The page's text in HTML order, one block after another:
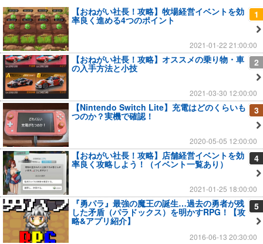
1
【おねがい社長！攻略】牧場経営イベントを効
率良く進める4つのポイント
2021-01-22 21:00:00
2
【おねがい社長！攻略】オススメの乗り物・車
の入手方法と小技
2021-03-30 12:00:00
3
【Nintendo Switch Lite】充電はどのくらいも
つのか？実機で確認！
2020-05-05 12:00:00
4
【おねがい社長！攻略】店舗経営イベントを効
率良く攻略しよう！（イベント一覧あり）
2021-01-25 18:00:00
5
『勇パラ』最強の魔王の誕生…過去の勇者が残
した矛盾（パラドックス）を明かすRPG！【攻
略&アプリ紹介】
2016-06-13 20:30:00